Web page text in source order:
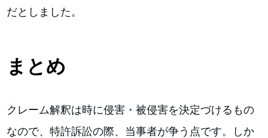
だとしました。
まとめ
クレーム解釈は時に侵害・被侵害を決定づけるもの
なので、特許訴訟の際、当事者が争う点です。しか